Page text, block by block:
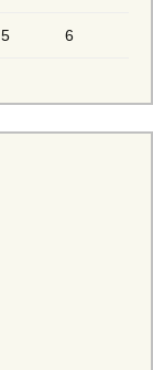
5 6